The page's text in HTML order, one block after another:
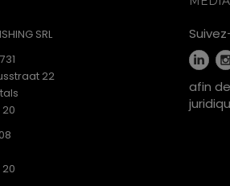
SRL
22
20
20
afin